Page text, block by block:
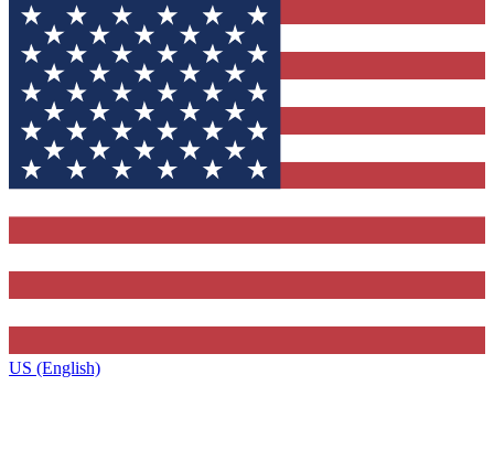
US (English)